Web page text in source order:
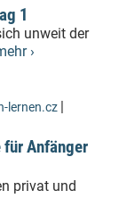
1
unweit der
›
lernen.cz |
Anfänger
privat und